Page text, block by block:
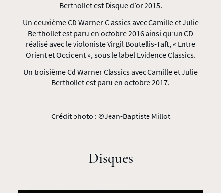
Berthollet est Disque d’or 2015.
Un deuxième CD Warner Classics avec Camille et Julie
Berthollet est paru en octobre 2016 ainsi qu’un CD
réalisé avec le violoniste Virgil Boutellis-Taft, « Entre
Orient et Occident », sous le label Evidence Classics.
Un troisième Cd Warner Classics avec Camille et Julie
Berthollet est paru en octobre 2017.
Crédit photo : ©Jean-Baptiste Millot
Disques